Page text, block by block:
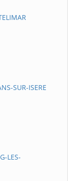
SUR-ISERE
LES-